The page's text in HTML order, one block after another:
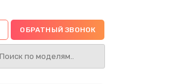
ОБРАТНЫЙ ЗВОНОК